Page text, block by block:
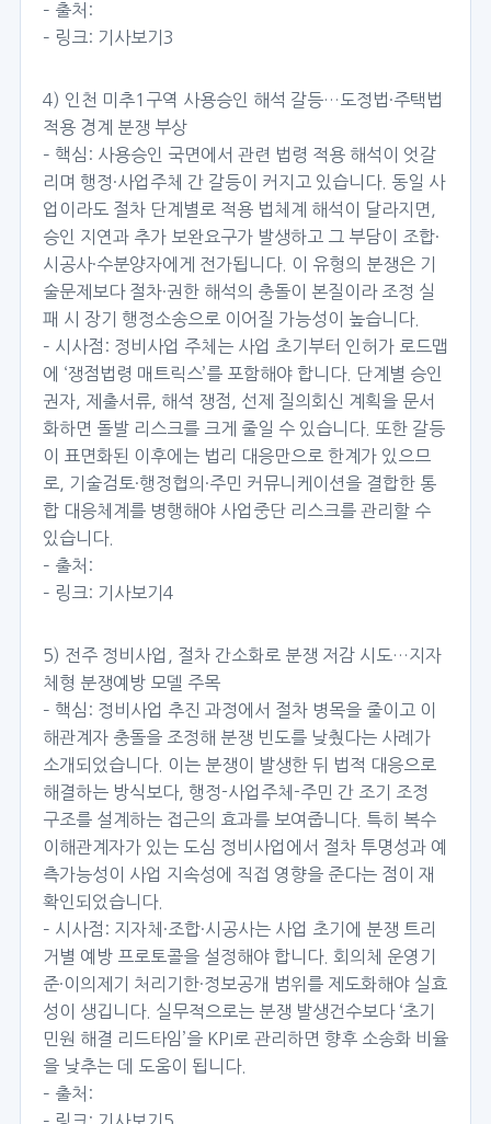
– 출처:
– 링크: 기사보기3
4) 인천 미추1구역 사용승인 해석 갈등…도정법·주택법
적용 경계 분쟁 부상
– 핵심: 사용승인 국면에서 관련 법령 적용 해석이 엇갈
리며 행정·사업주체 간 갈등이 커지고 있습니다. 동일 사
업이라도 절차 단계별로 적용 법체계 해석이 달라지면,
승인 지연과 추가 보완요구가 발생하고 그 부담이 조합·
시공사·수분양자에게 전가됩니다. 이 유형의 분쟁은 기
술문제보다 절차·권한 해석의 충돌이 본질이라 조정 실
패 시 장기 행정소송으로 이어질 가능성이 높습니다.
– 시사점: 정비사업 주체는 사업 초기부터 인허가 로드맵
에 ‘쟁점법령 매트릭스’를 포함해야 합니다. 단계별 승인
권자, 제출서류, 해석 쟁점, 선제 질의회신 계획을 문서
화하면 돌발 리스크를 크게 줄일 수 있습니다. 또한 갈등
이 표면화된 이후에는 법리 대응만으로 한계가 있으므
로, 기술검토·행정협의·주민 커뮤니케이션을 결합한 통
합 대응체계를 병행해야 사업중단 리스크를 관리할 수
있습니다.
– 출처:
– 링크: 기사보기4
5) 전주 정비사업, 절차 간소화로 분쟁 저감 시도…지자
체형 분쟁예방 모델 주목
– 핵심: 정비사업 추진 과정에서 절차 병목을 줄이고 이
해관계자 충돌을 조정해 분쟁 빈도를 낮췄다는 사례가
소개되었습니다. 이는 분쟁이 발생한 뒤 법적 대응으로
해결하는 방식보다, 행정-사업주체-주민 간 조기 조정
구조를 설계하는 접근의 효과를 보여줍니다. 특히 복수
이해관계자가 있는 도심 정비사업에서 절차 투명성과 예
측가능성이 사업 지속성에 직접 영향을 준다는 점이 재
확인되었습니다.
– 시사점: 지자체·조합·시공사는 사업 초기에 분쟁 트리
거별 예방 프로토콜을 설정해야 합니다. 회의체 운영기
준·이의제기 처리기한·정보공개 범위를 제도화해야 실효
성이 생깁니다. 실무적으로는 분쟁 발생건수보다 ‘초기
민원 해결 리드타임’을 KPI로 관리하면 향후 소송화 비율
을 낮추는 데 도움이 됩니다.
– 출처: